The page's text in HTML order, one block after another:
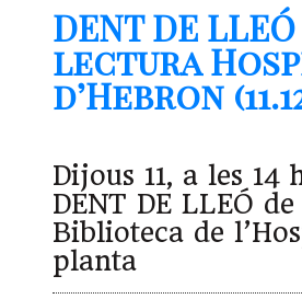
DENT DE
lectura
d’Hebron
Dijous 11, a les
DENT DE LLEÓ
Biblioteca de
planta